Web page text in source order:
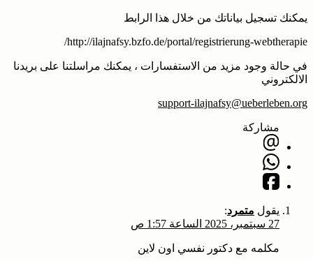
يمكنك تسجيل بياناتك من خلال هذا الرابط
http://ilajnafsy.bzfo.de/portal/registrierung-webtherapie/
في حالة وجود مزيد من الاستفسارات ، يمكنك مراسلتنا على بريدنا
الالكتروني
support-ilajnafsy@ueberleben.org
مشاركة
يقول متمرد:
27 سبتمبر، 2025 الساعة 1:57 ص
مكلمه مع دكتور نفسي اون لاين